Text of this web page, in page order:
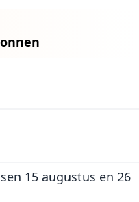
15 augustus en 26